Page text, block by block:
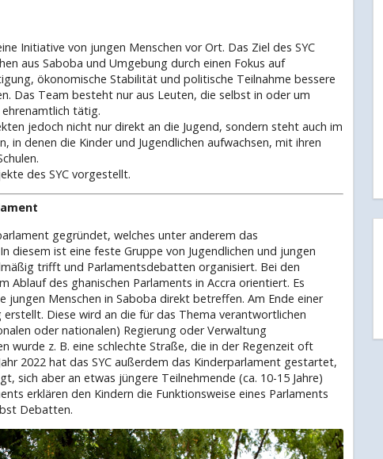
Initiative von jungen Menschen vor Ort. Das Ziel des SYC
aus Saboba und Umgebung durch einen Fokus auf
ökonomische Stabilität und politische Teilnahme bessere
Das Team besteht nur aus Leuten, die selbst in oder um
tätig.
jedoch nicht nur direkt an die Jugend, sondern steht auch im
denen die Kinder und Jugendlichen aufwachsen, mit ihren
des SYC vorgestellt.
gegründet, welches unter anderem das
diesem ist eine feste Gruppe von Jugendlichen und jungen
trifft und Parlamentsdebatten organisiert. Bei den
Ablauf des ghanischen Parlaments in Accra orientiert. Es
Menschen in Saboba direkt betreffen. Am Ende einer
erstellt. Diese wird an die für das Thema verantwortlichen
oder nationalen) Regierung oder Verwaltung
wurde z. B. eine schlechte Straße, die in der Regenzeit oft
2022 hat das SYC außerdem das Kinderparlament gestartet,
sich aber an etwas jüngere Teilnehmende (ca. 10-15 Jahre)
erklären den Kindern die Funktionsweise eines Parlaments
Debatten.